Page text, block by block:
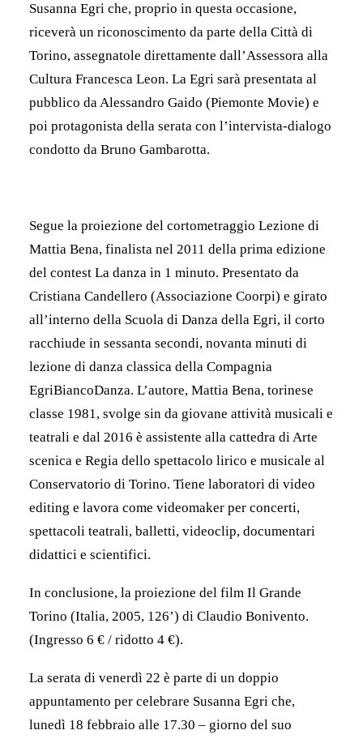
Susanna Egri che, proprio in questa occasione,
riceverà un riconoscimento da parte della Città di
Torino, assegnatole direttamente dall’Assessora alla
Cultura Francesca Leon. La Egri sarà presentata al
pubblico da Alessandro Gaido (Piemonte Movie) e
poi protagonista della serata con l’intervista-dialogo
condotto da Bruno Gambarotta.
Segue la proiezione del cortometraggio Lezione di
Mattia Bena, finalista nel 2011 della prima edizione
del contest La danza in 1 minuto. Presentato da
Cristiana Candellero (Associazione Coorpi) e girato
all’interno della Scuola di Danza della Egri, il corto
racchiude in sessanta secondi, novanta minuti di
lezione di danza classica della Compagnia
EgriBiancoDanza. L’autore, Mattia Bena, torinese
classe 1981, svolge sin da giovane attività musicali e
teatrali e dal 2016 è assistente alla cattedra di Arte
scenica e Regia dello spettacolo lirico e musicale al
Conservatorio di Torino. Tiene laboratori di video
editing e lavora come videomaker per concerti,
spettacoli teatrali, balletti, videoclip, documentari
didattici e scientifici.
In conclusione, la proiezione del film Il Grande
Torino (Italia, 2005, 126’) di Claudio Bonivento.
(Ingresso 6 € / ridotto 4 €).
La serata di venerdì 22 è parte di un doppio
appuntamento per celebrare Susanna Egri che,
lunedì 18 febbraio alle 17.30 – giorno del suo